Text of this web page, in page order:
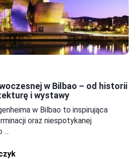
w Bilbao – od historii
i wystawy
w Bilbao to inspirująca
oraz niespotykanej
...